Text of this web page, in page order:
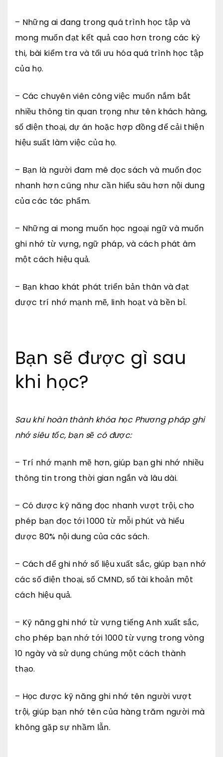
– Những ai đang trong quá trình học tập và
mong muốn đạt kết quả cao hơn trong các kỳ
thi, bài kiểm tra và tối ưu hóa quá trình học tập
của họ.
– Các chuyên viên công việc muốn nắm bắt
nhiều thông tin quan trọng như tên khách hàng,
số điện thoại, dự án hoặc hợp đồng để cải thiện
hiệu suất làm việc của họ.
– Bạn là người đam mê đọc sách và muốn đọc
nhanh hơn cũng như cần hiểu sâu hơn nội dung
của các tác phẩm.
– Những ai mong muốn học ngoại ngữ và muốn
ghi nhớ từ vựng, ngữ pháp, và cách phát âm
một cách hiệu quả.
– Bạn khao khát phát triển bản thân và đạt
được trí nhớ mạnh mẽ, linh hoạt và bền bỉ.
Bạn sẽ được gì sau
khi học?
Sau khi hoàn thành khóa học Phương pháp ghi
nhớ siêu tốc, bạn sẽ có được:
– Trí nhớ mạnh mẽ hơn, giúp bạn ghi nhớ nhiều
thông tin trong thời gian ngắn và lâu dài.
– Có được kỹ năng đọc nhanh vượt trội, cho
phép bạn đọc tới 1000 từ mỗi phút và hiểu
được 80% nội dung của các sách.
– Cách để ghi nhớ số liệu xuất sắc, giúp bạn nhớ
các số điện thoại, số CMND, số tài khoản một
cách hiệu quả.
– Kỹ năng ghi nhớ từ vựng tiếng Anh xuất sắc,
cho phép bạn nhớ tới 1000 từ vựng trong vòng
10 ngày và sử dụng chúng một cách thành
thạo.
– Học được kỹ năng ghi nhớ tên người vượt
trội, giúp bạn nhớ tên của hàng trăm người mà
không gặp sự nhầm lẫn.